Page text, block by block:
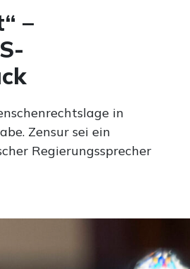
–
in
Zensur sei ein
Regierungssprecher